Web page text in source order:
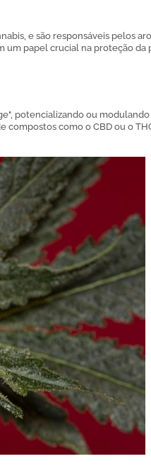
e são responsáveis pelos
papel crucial na proteção da
potencializando ou
compostos como o CBD ou o